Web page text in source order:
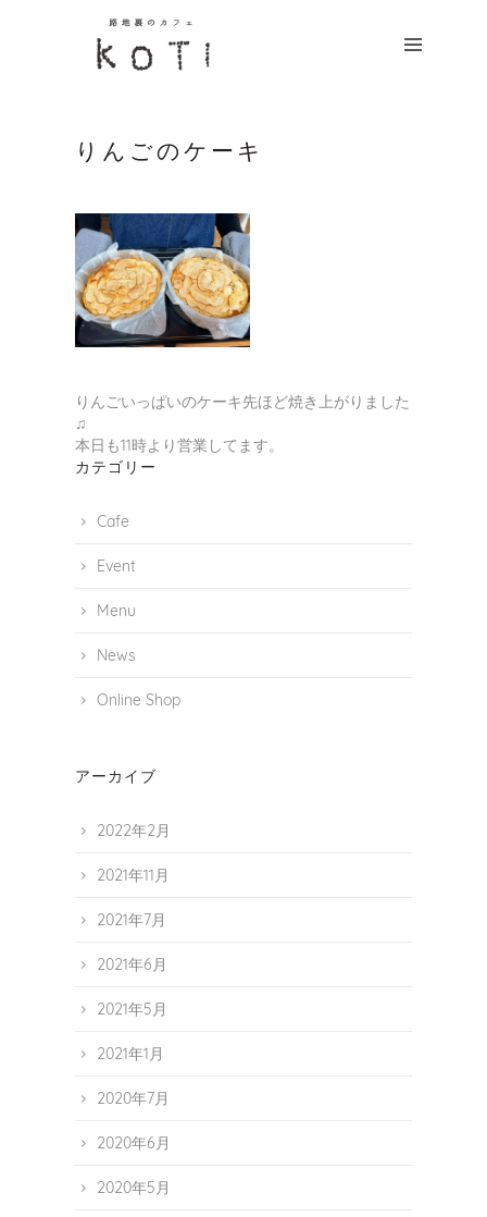
CONCEPT
ACCESS
CONTACT
りんごのケーキ
りんごいっぱいのケーキ先ほど焼き上がりました
♫
本日も11時より営業してます。
カテゴリー
Cafe
Event
Menu
News
Online Shop
アーカイブ
2022年2月
2021年11月
2021年7月
2021年6月
2021年5月
2021年1月
2020年7月
2020年6月
2020年5月